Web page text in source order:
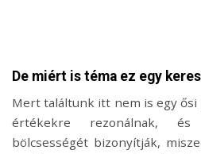
De miért is téma ez egy
Mert találtunk itt nem is egy
értékekre rezonálnak,
bölcsességét bizonyítják,